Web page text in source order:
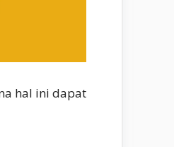
hal ini dapat